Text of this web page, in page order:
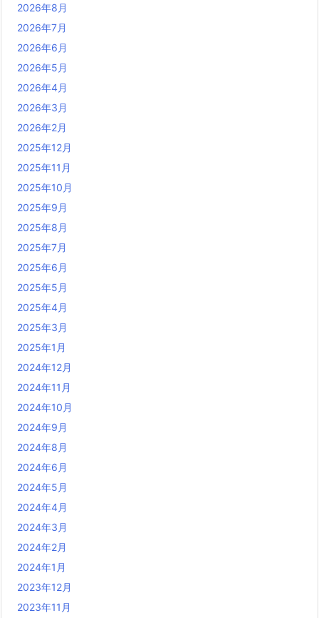
2026年8月
2026年7月
2026年6月
2026年5月
2026年4月
2026年3月
2026年2月
2025年12月
2025年11月
2025年10月
2025年9月
2025年8月
2025年7月
2025年6月
2025年5月
2025年4月
2025年3月
2025年1月
2024年12月
2024年11月
2024年10月
2024年9月
2024年8月
2024年6月
2024年5月
2024年4月
2024年3月
2024年2月
2024年1月
2023年12月
2023年11月